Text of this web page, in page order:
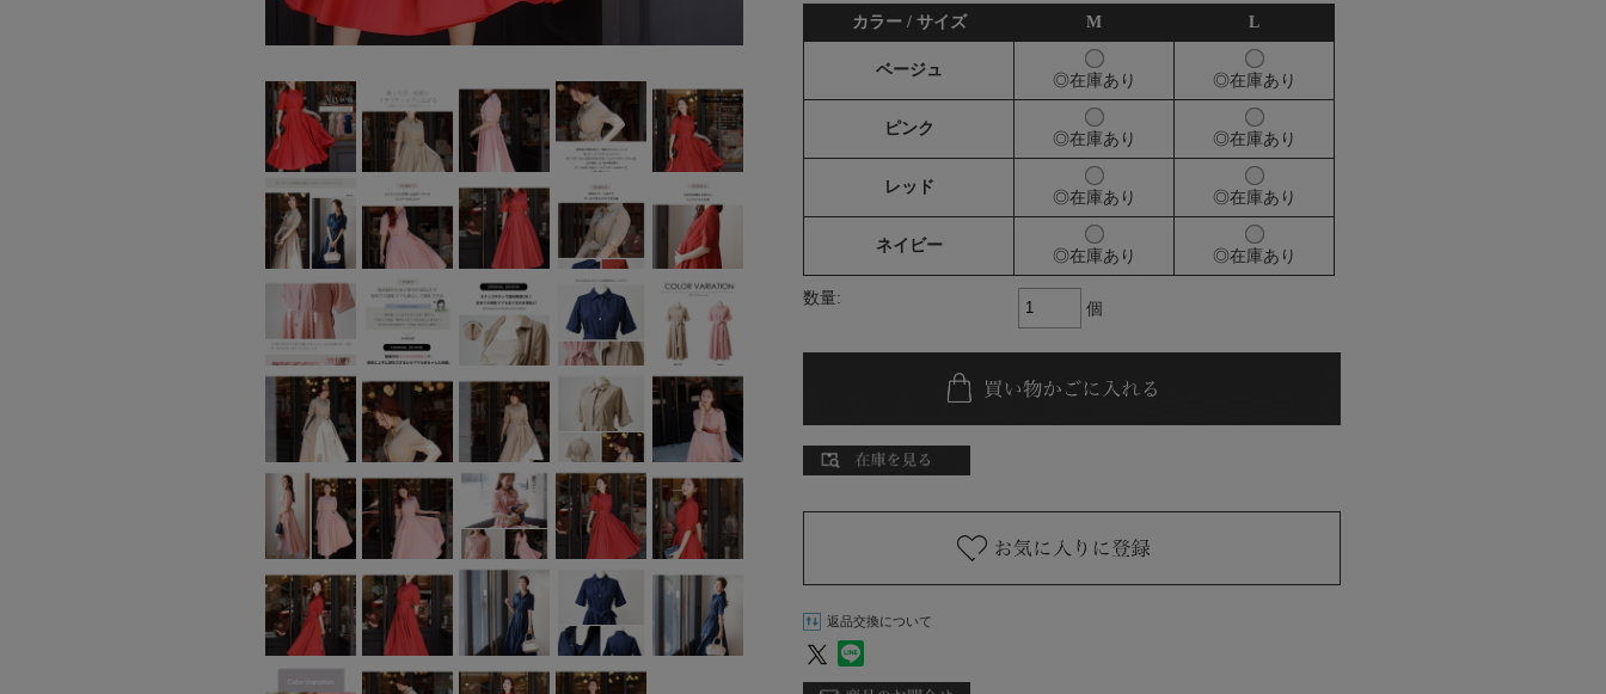
カラー / サイズ M L
ベージュ
◎在庫あり ◎在庫あり
ピンク
◎在庫あり ◎在庫あり
レッド
◎在庫あり ◎在庫あり
ネイビー
◎在庫あり ◎在庫あり
数量:
個
返品交換について